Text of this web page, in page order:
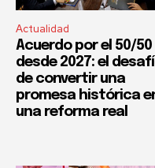
Actualidad
Acuerdo por el 50/50
desde 2027: el
de convertir una
promesa histórica
una reforma real